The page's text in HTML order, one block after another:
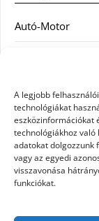
A legjobb
technológiákat
eszközinformációkat
technológiákhoz való
adatokat dolgozzunk
vagy az egyedi
visszavonása
funkciókat.
Autó-Motor
Egészség
Egyéb
Étel
Szolgáltatás
Vásárlás